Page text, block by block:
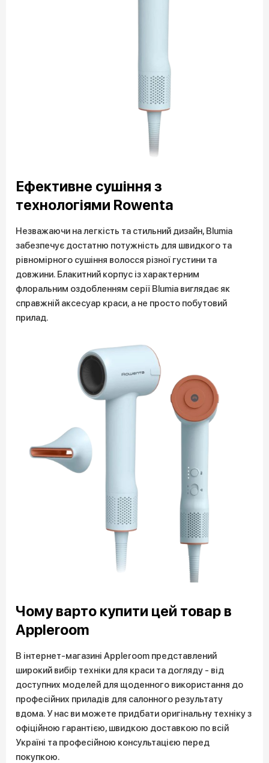
Ефективне сушіння з
технологіями Rowenta
Незважаючи на легкість та стильний дизайн, Blumia
забезпечує достатню потужність для швидкого та
рівномірного сушіння волосся різної густини та
довжини. Блакитний корпус із характерним
флоральним оздобленням серії Blumia виглядає як
справжній аксесуар краси, а не просто побутовий
прилад.
Чому варто купити цей товар в
Appleroom
В інтернет-магазині Appleroom представлений
широкий вибір техніки для краси та догляду - від
доступних моделей для щоденного використання до
професійних приладів для салонного результату
вдома. У нас ви можете придбати оригінальну техніку з
офіційною гарантією, швидкою доставкою по всій
Україні та професійною консультацією перед
покупкою.